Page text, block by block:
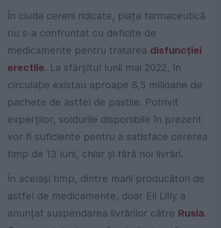
În ciuda cererii ridicate, piața farmaceutică
nu s-a confruntat cu deficite de
medicamente pentru tratarea disfuncției
erectile. La sfârșitul lunii mai 2022, în
circulație existau aproape 8,5 milioane de
pachete de astfel de pastile. Potrivit
experților, soldurile disponibile în prezent
vor fi suficiente pentru a satisface cererea
timp de 13 luni, chiar și fără noi livrări.
În același timp, dintre marii producători de
astfel de medicamente, doar Eli Lilly a
anunțat suspendarea livrărilor către Rusia.